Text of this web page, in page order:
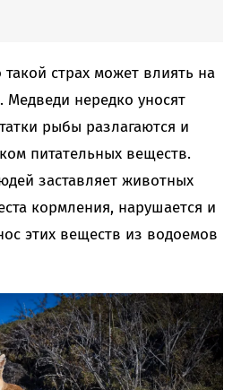
страх может влиять на
Медведи нередко уносят
рыбы разлагаются и
питательных веществ.
заставляет животных
кормления, нарушается и
этих веществ из водоемов